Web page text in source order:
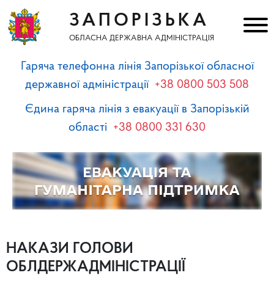
ЗАПОРІЗЬКА
ОБЛАСНА ДЕРЖАВНА АДМІНІСТРАЦІЯ
Гаряча телефонна лінія Запорізької обласної
державної адміністрації +38 0800 503 508
Єдина гаряча лінія з евакуації в Запорізькій
області +38 0800 331 630
НАКАЗИ ГОЛОВИ
ОБЛДЕРЖАДМІНІСТРАЦІЇ